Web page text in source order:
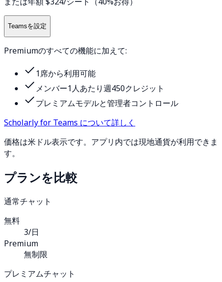
Teamsを設定
Premiumのすべての機能に加えて:
1席から利用可能
メンバー1人あたり週450クレジット
プレミアムモデルと管理者コントロール
Scholarly for Teams について詳しく
価格は米ドル表示です。アプリ内では現地通貨が利用できま
す。
プランを比較
通常チャット
無料
3/日
Premium
無制限
プレミアムチャット